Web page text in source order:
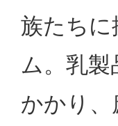
族たち
ム。乳
かかり